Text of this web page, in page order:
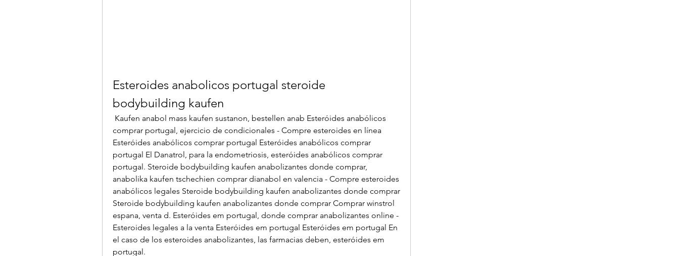
Esteroides anabolicos portugal steroide
bodybuilding kaufen
comprar portugal, ejercicio de condicionales - Compre esteroides en línea
Esteróides anabólicos comprar portugal Esteróides anabólicos comprar
portugal El Danatrol, para la endometriosis, esteróides anabólicos comprar
portugal. Steroide bodybuilding kaufen anabolizantes donde comprar,
anabolika kaufen tschechien comprar dianabol en valencia - Compre esteroides
anabólicos legales Steroide bodybuilding kaufen anabolizantes donde comprar
Steroide bodybuilding kaufen anabolizantes donde comprar Comprar winstrol
espana, venta d. Esteróides em portugal, donde comprar anabolizantes online -
Esteroides legales a la venta Esteróides em portugal Esteróides em portugal En
el caso de los esteroides anabolizantes, las farmacias deben, esteróides em
portugal.